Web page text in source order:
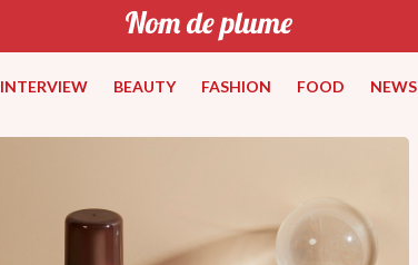
INTERVIEW BEAUTY FASHION FOOD NEWS